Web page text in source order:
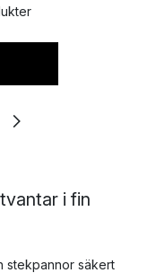
i fin
stekpannor säkert